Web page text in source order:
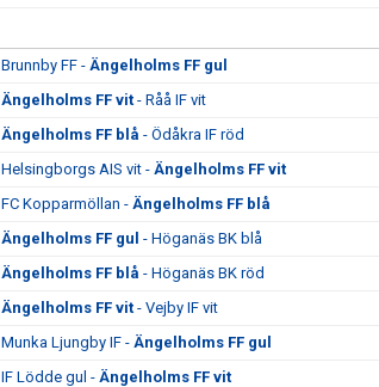
Brunnby FF - Ängelholms FF gul
Ängelholms FF vit - Råå IF vit
Ängelholms FF blå - Ödåkra IF röd
Helsingborgs AIS vit - Ängelholms FF vit
FC Kopparmöllan - Ängelholms FF blå
Ängelholms FF gul - Höganäs BK blå
Ängelholms FF blå - Höganäs BK röd
Ängelholms FF vit - Vejby IF vit
Munka Ljungby IF - Ängelholms FF gul
IF Lödde gul - Ängelholms FF vit